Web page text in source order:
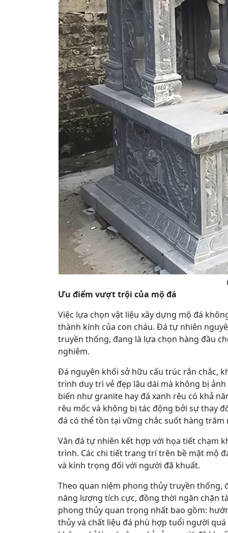
Ưu điểm vượt trội của mộ đá
Việc lựa chọn vật liệu xây dựng mộ đá
thành kính của con cháu. Đá tự nhiên
truyền thống, đang là lựa chọn hàng đầu
nghiêm.
Đá nguyên khối sở hữu cấu trúc rắn chắc,
trình duy trì vẻ đẹp lâu dài mà không bị
biến như granite hay đá xanh rêu có khả
rêu mốc và không bị tác động bởi sự thay
đá có thể tồn tại vững chắc suốt hàng trăm
Vân đá tự nhiên kết hợp với họa tiết chạm
trình. Các chi tiết trang trí trên bề mặt mộ
và kính trọng đối với người đã khuất.
Theo quan niệm phong thủy truyền thống,
năng lượng tích cực, đồng thời ngăn chặn
phong thủy quan trọng nhất bao gồm:
thủy và chất liệu đá phù hợp tuổi người